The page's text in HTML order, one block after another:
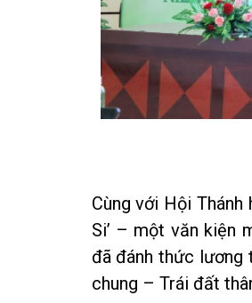
Cùng với Hội Thánh
Si’ – một văn kiện
đã đánh thức lương
chung – Trái đất